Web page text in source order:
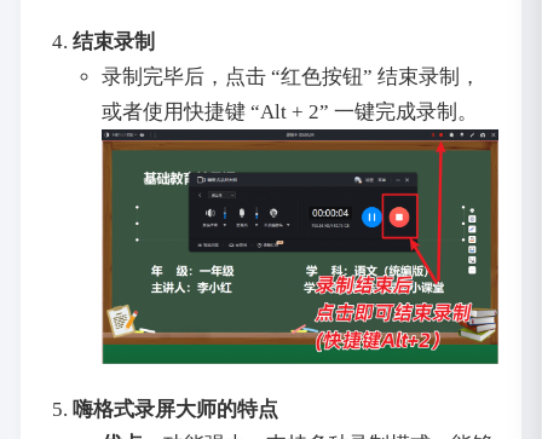
结束录制
录制完毕后，点击 “红色按钮” 结束录制，
或者使用快捷键 “Alt + 2” 一键完成录制。
嗨格式录屏大师的特点